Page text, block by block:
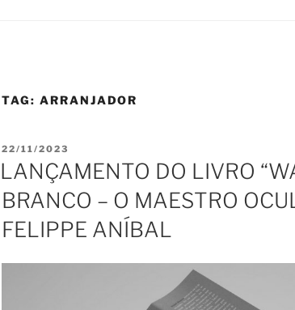
TAG: ARRANJADOR
PUBLICADO
EM
22/11/2023
LANÇAMENTO DO LIVRO
BRANCO – O MAESTRO
FELIPPE ANÍBAL